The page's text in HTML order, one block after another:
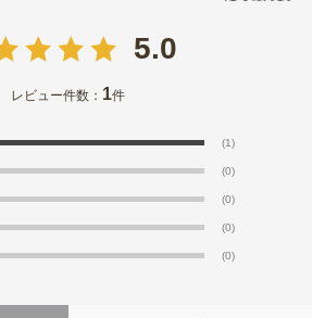
5.0
レビュー件数： 1件
(1)
(0)
(0)
(0)
(0)